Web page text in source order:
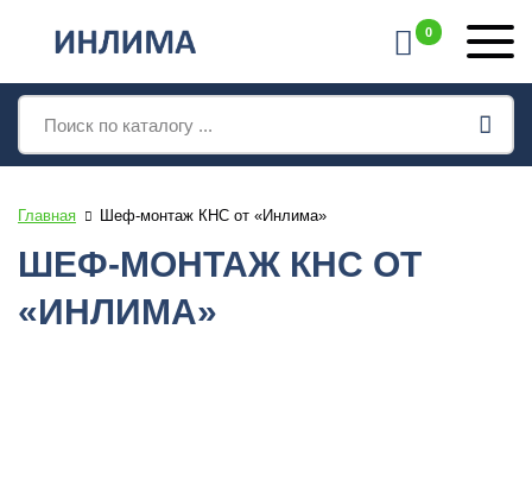
0
Поиск
товаров
Главная Шеф-монтаж КНС от «Инлима»
ШЕФ-МОНТАЖ КНС ОТ
«ИНЛИМА»